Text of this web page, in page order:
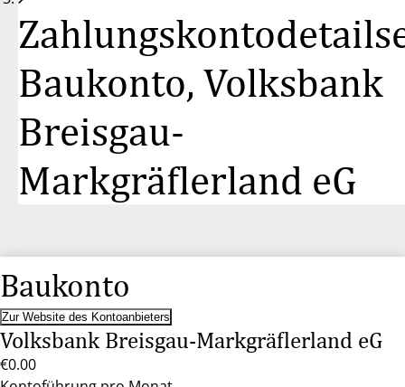
auf
100%
Baukonto, Volksbank
Breisgau-
Markgräflerland eG
Baukonto
Zur Website des Kontoanbieters
Volksbank Breisgau-Markgräflerland eG
€0.00